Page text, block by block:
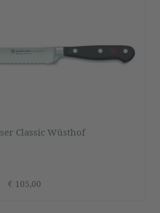
Classic Wüsthof
€ 105,00